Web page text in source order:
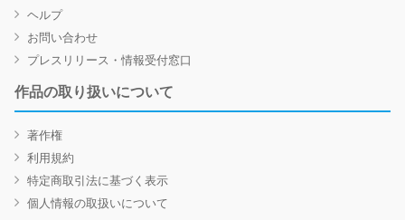
ヘルプ
お問い合わせ
プレスリリース・情報受付窓口
作品の取り扱いについて
著作権
利用規約
特定商取引法に基づく表示
個人情報の取扱いについて